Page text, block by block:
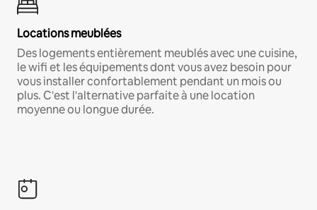
Locations meublées
Des logements entièrement meublés avec une cuisine,
le wifi et les équipements dont vous avez besoin pour
vous installer confortablement pendant un mois ou
plus. C'est l'alternative parfaite à une location
moyenne ou longue durée.